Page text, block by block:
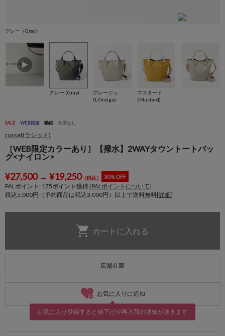
グレー（Gray）
グレー (Gray)
グレージュ
(L.Greige)
マスタード
(Mustard)
SALE WEB限定 動画 在庫なし
russet(ラシット)
［WEB限定カラーあり］【撥水】2WAYタウントートバッ
グ<ナイロン>
¥27,500→ ¥19,250（税込） 30％OFF
PALポイント: 175ポイント獲得 [PALポイントについて]
税込5,000円（予約商品は税込3,000円）以上で送料無料[詳細]
店舗在庫
お気に入りに追加
お気に入り登録すると値下げや再入荷の通知が届きます